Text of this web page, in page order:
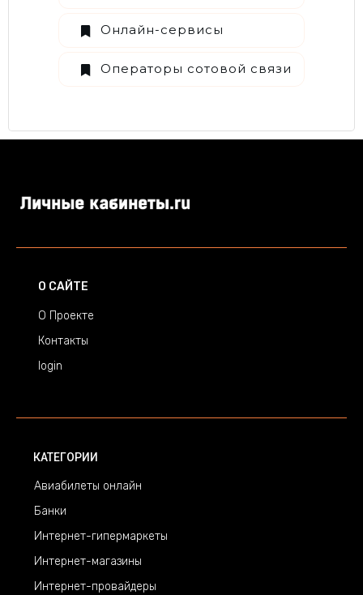
Онлайн-сервисы
Операторы сотовой связи
О САЙТЕ
О Проекте
Контакты
login
КАТЕГОРИИ
Авиабилеты онлайн
Банки
Интернет-гипермаркеты
Интернет-магазины
Интернет-провайдеры